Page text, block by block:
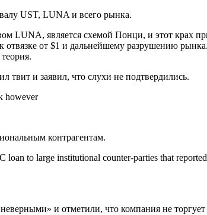
UST, LUNA и всего рынка.
LUNA, является схемой Понци, и этот крах
отвязке от $1 и дальнейшему разрушению
твит и заявил, что слухи не подтвердились.
however
контрагентам.
loan to large institutional counter-parties that
и отметили, что компания не